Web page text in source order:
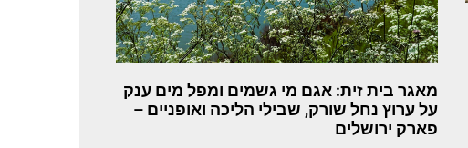
מאגר בית זית: אגם מי גשמים ומפל מים ענק
על ערוץ נחל שורק, שבילי הליכה ואופניים –
פארק ירושלים